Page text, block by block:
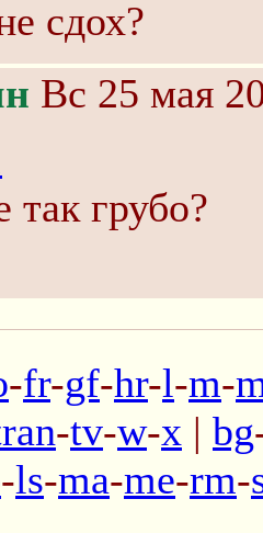
сдох?
Вс 25 мая
так грубо?
-fr-gf-hr-l-m-
-tv-w-x | bg
-ls-ma-me-rm-